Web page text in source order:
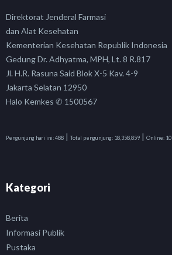
Direktorat Jenderal Farmasi
dan Alat Kesehatan
Kementerian Kesehatan Republik Indonesia
Gedung Dr. Adhyatma, MPH, Lt. 8 R.817
Jl. H.R. Rasuna Said Blok X-5 Kav. 4-9
Jakarta Selatan 12950
Halo Kemkes ✆ 1500567
Pengunjung hari ini:488 | Total pengunjung: 18,358,859 | Online: 10
Kategori
Berita
Informasi Publik
Pustaka